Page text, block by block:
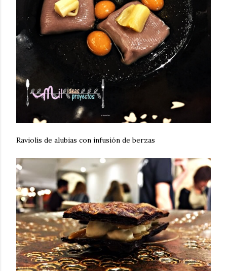
Raviolis de alubias con infusión de berzas